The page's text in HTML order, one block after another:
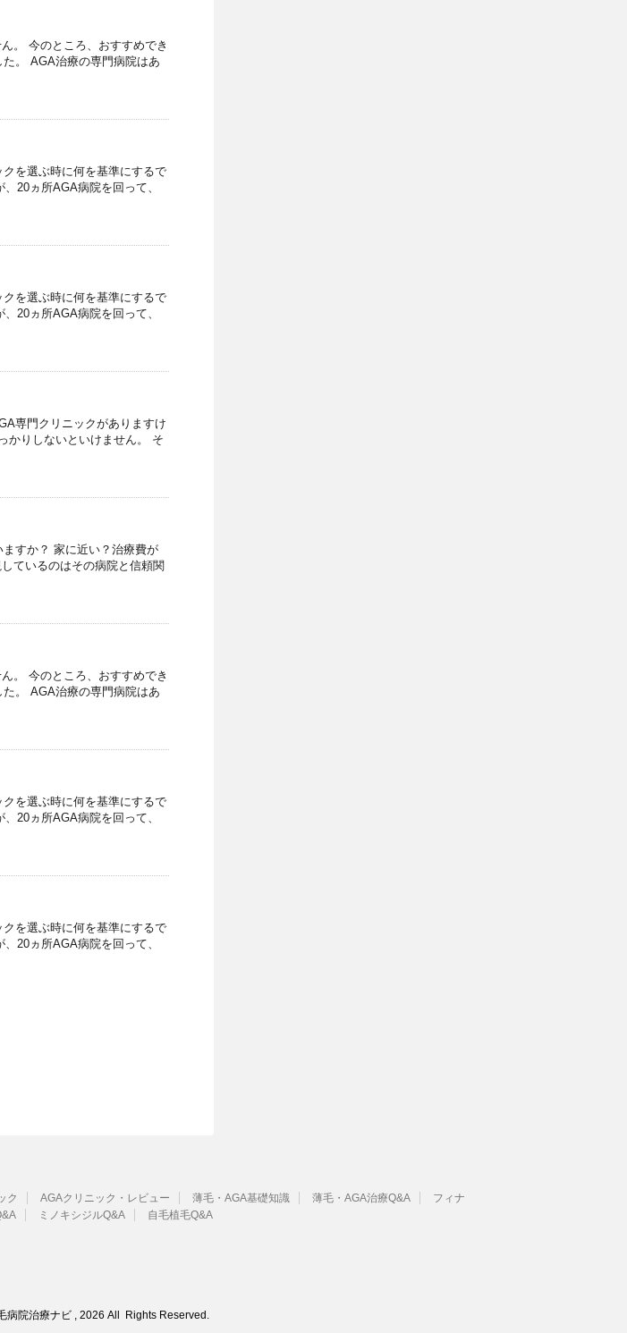
。 今のところ、おすすめでき
。 AGA治療の専門病院はあ
を選ぶ時に何を基準にするで
20ヵ所AGA病院を回って、
を選ぶ時に何を基準にするで
20ヵ所AGA病院を回って、
専門クリニックがありますけ
かりしないといけません。 そ
すか？ 家に近い？治療費が
ているのはその病院と信頼関
。 今のところ、おすすめでき
。 AGA治療の専門病院はあ
を選ぶ時に何を基準にするで
20ヵ所AGA病院を回って、
を選ぶ時に何を基準にするで
20ヵ所AGA病院を回って、
ク AGAクリニック・レビュー 薄毛・AGA基礎知識 薄毛・AGA治療Q&A
フィナ
ミノキシジルQ&A 自毛植毛Q&A
病院治療ナビ , 2026 All Rights Reserved.